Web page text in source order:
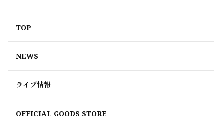
TOP
NEWS
ライブ情報
OFFICIAL GOODS STORE